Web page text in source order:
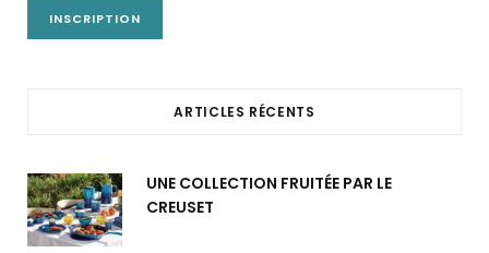
ARTICLES RÉCENTS
UNE COLLECTION FRUITÉE PAR LE
CREUSET